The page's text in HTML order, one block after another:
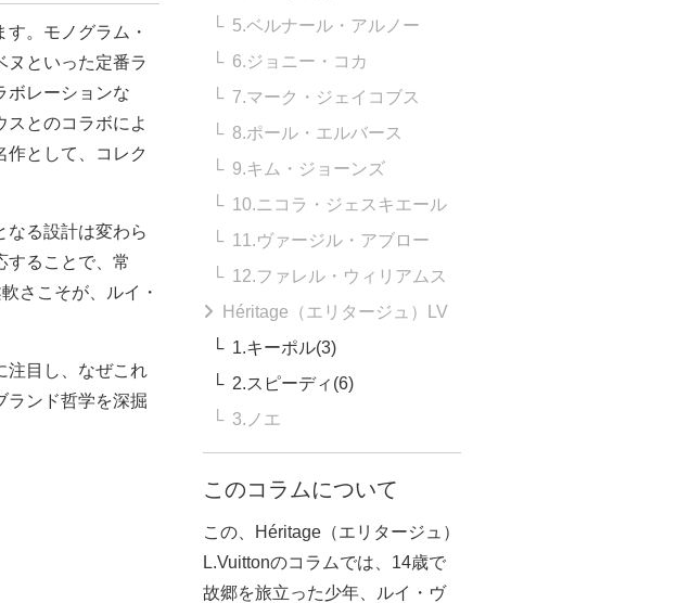
。モノグラム・
ヌといった定番ラ
ボレーションな
スとのコラボによ
作として、コレク
なる設計は変わら
することで、常
さこそが、ルイ・
注目し、なぜこれ
ランド哲学を深掘
5.ベルナール・アルノー
6.ジョニー・コカ
7.マーク・ジェイコブス
8.ポール・エルバース
9.キム・ジョーンズ
10.ニコラ・ジェスキエール
11.ヴァージル・アブロー
12.ファレル・ウィリアムス
Héritage（エリタージュ）LV
1.キーポル(3)
2.スピーディ(6)
3.ノエ
このコラムについて
この、Héritage（エリタージュ）
L.Vuittonのコラムでは、14歳で
故郷を旅立った少年、ルイ・ヴ